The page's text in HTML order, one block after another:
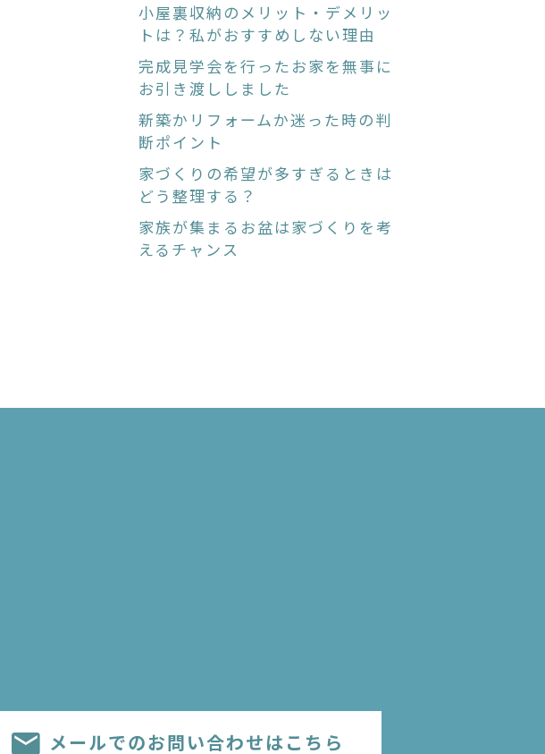
小屋裏収納のメリット・デメリッ
トは？私がおすすめしない理由
完成見学会を行ったお家を無事に
お引き渡ししました
新築かリフォームか迷った時の判
断ポイント
家づくりの希望が多すぎるときは
どう整理する？
家族が集まるお盆は家づくりを考
えるチャンス
メールでのお問い合わせはこちら